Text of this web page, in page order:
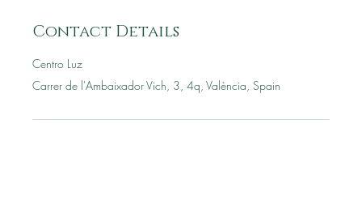
Contact Details
Centro Luz
Carrer de l'Ambaixador Vich, 3, 4q, València, Spain